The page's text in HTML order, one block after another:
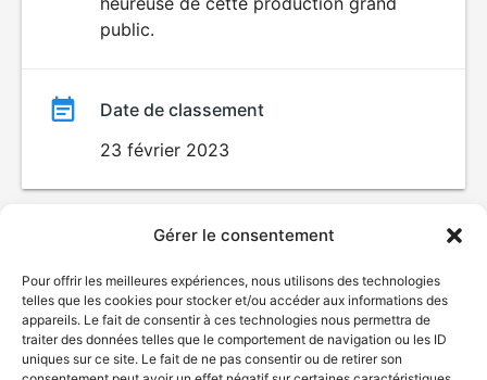
Gérer le consentement
Pour offrir les meilleures expériences, nous utilisons des technologies
telles que les cookies pour stocker et/ou accéder aux informations des
appareils. Le fait de consentir à ces technologies nous permettra de
traiter des données telles que le comportement de navigation ou les ID
uniques sur ce site. Le fait de ne pas consentir ou de retirer son
public.
Date de classement
23 février 2023
© Gouvernement du Québec, 2026